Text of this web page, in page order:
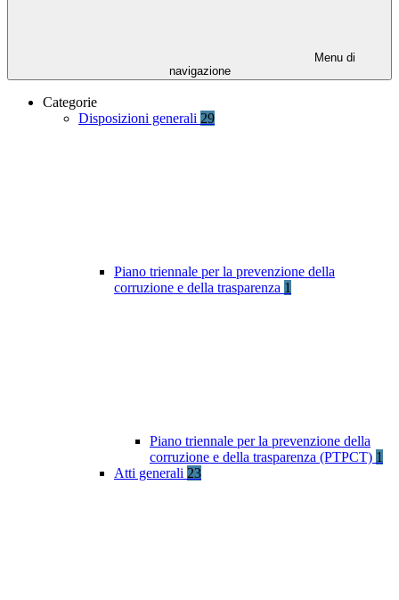
Menu di
navigazione
Categorie
Disposizioni generali 29
Piano triennale per la prevenzione della
corruzione e della trasparenza 1
Piano triennale per la prevenzione della
corruzione e della trasparenza (PTPCT) 1
Atti generali 23